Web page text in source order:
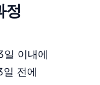
정
일 이내에
전에